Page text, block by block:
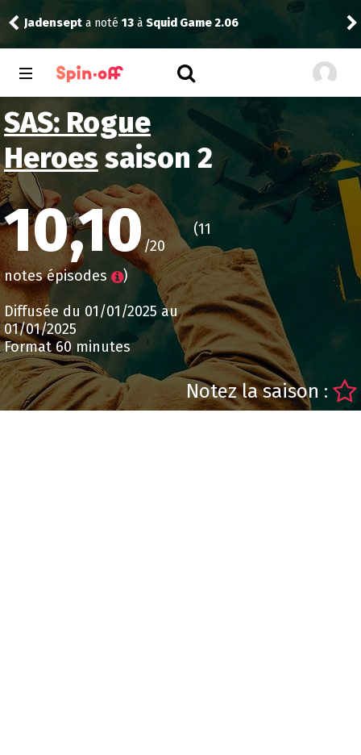
Jadensept a noté 13 à Squid Game 2.06
SAS: Rogue
Heroes saison 2
10,10/20
(11
notes épisodes
)
Diffusée du 01/01/2025 au
01/01/2025
Format 60 minutes
Notez la saison :